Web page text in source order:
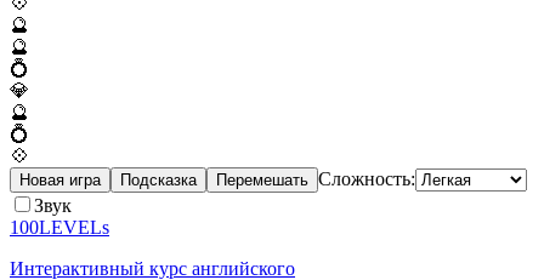
🔮
🔮
💍
💎
🔮
💍
💠
Новая игра Подсказка Перемешать Сложность:
Звук
100LEVELs
Интерактивный курс английского